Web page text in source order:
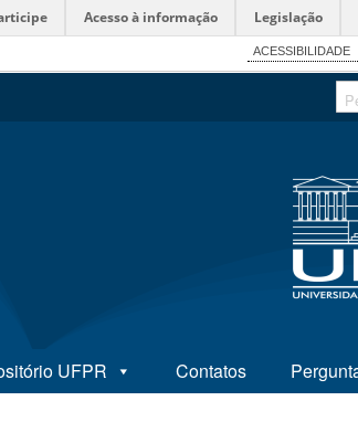
Acesso à informação Legislação
ACESSIBILIDADE
UFPR Contatos